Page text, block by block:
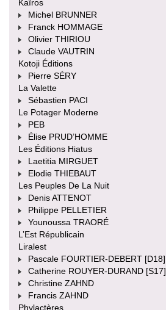
Kaïros
Michel BRUNNER
Franck HOMMAGE
Olivier THIRIOU
Claude VAUTRIN
Kotoji Éditions
Pierre SÉRY
La Valette
Sébastien PACI
Le Potager Moderne
PEB
Élise PRUD’HOMME
Les Éditions Hiatus
Laetitia MIRGUET
Elodie THIEBAUT
Les Peuples De La Nuit
Denis ATTENOT
Philippe PELLETIER
Younoussa TRAORÉ
L’Est Républicain
Liralest
Pascale FOURTIER-DEBERT [D18]
Catherine ROUYER-DURAND [S17]
Christine ZAHND
Francis ZAHND
Phylactères